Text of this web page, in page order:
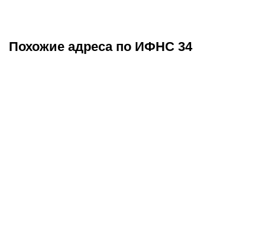
Похожие адреса по ИФНС 34